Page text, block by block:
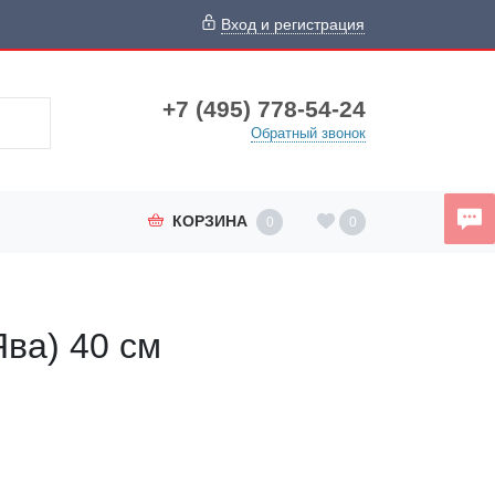
Вход и регистрация
+7 (495) 778-54-24
Обратный звонок
КОРЗИНА 0 0
40 см